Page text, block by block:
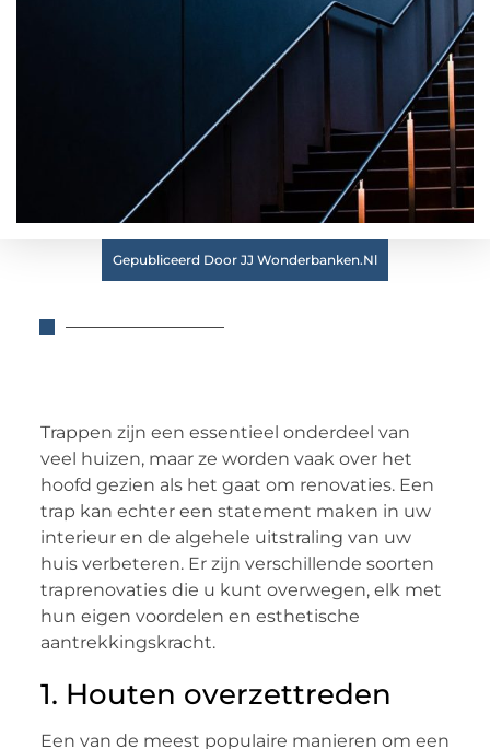
Gepubliceerd Door JJ Wonderbanken.nl
Trappen zijn een essentieel onderdeel van
veel huizen, maar ze worden vaak over het
hoofd gezien als het gaat om renovaties. Een
trap kan echter een statement maken in uw
interieur en de algehele uitstraling van uw
huis verbeteren. Er zijn verschillende soorten
traprenovaties die u kunt overwegen, elk met
hun eigen voordelen en esthetische
aantrekkingskracht.
1. Houten overzettreden
Een van de meest populaire manieren om een